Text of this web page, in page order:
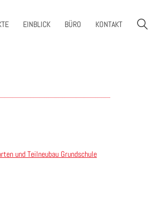
EINBLICK BÜRO KONTAKT
und Teilneubau Grundschule